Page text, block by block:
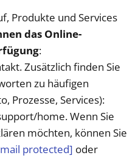
Produkte und Services
das Online-
:
Zusätzlich finden Sie
zu häufigen
Prozesse, Services):
home. Wenn Sie
möchten, können Sie
protected] oder